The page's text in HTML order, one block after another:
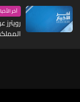
آخر